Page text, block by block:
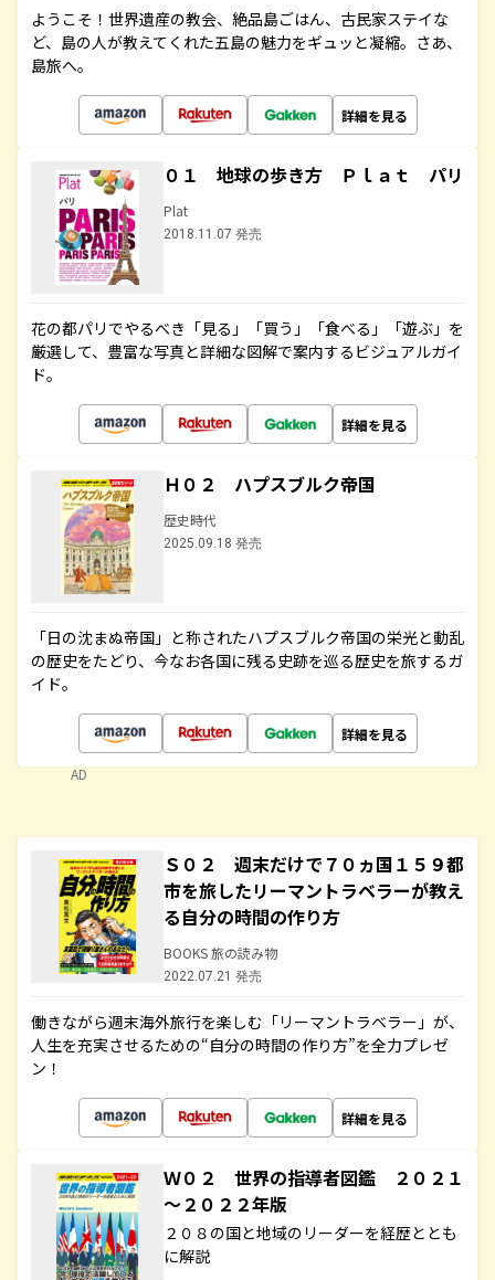
ようこそ！世界遺産の教会、絶品島ごはん、古民家ステイな
ど、島の人が教えてくれた五島の魅力をギュッと凝縮。さあ、
島旅へ。
詳細を見る
０１ 地球の歩き方 Ｐｌａｔ パリ
Plat
2018.11.07 発売
花の都パリでやるべき「見る」「買う」「食べる」「遊ぶ」を
厳選して、豊富な写真と詳細な図解で案内するビジュアルガイ
ド。
詳細を見る
Ｈ０２ ハプスブルク帝国
歴史時代
2025.09.18 発売
「日の沈まぬ帝国」と称されたハプスブルク帝国の栄光と動乱
の歴史をたどり、今なお各国に残る史跡を巡る歴史を旅するガ
イド。
詳細を見る
AD
Ｓ０２ 週末だけで７０ヵ国１５９都
市を旅したリーマントラベラーが教え
る自分の時間の作り方
BOOKS 旅の読み物
2022.07.21 発売
働きながら週末海外旅行を楽しむ「リーマントラベラー」が、
人生を充実させるための“自分の時間の作り方”を全力プレゼ
ン！
詳細を見る
Ｗ０２ 世界の指導者図鑑 ２０２１
～２０２２年版
２０８の国と地域のリーダーを経歴ととも
に解説